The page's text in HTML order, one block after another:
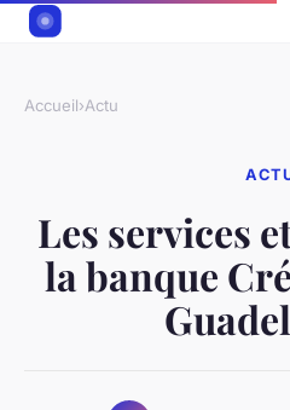
Accueil›Actu
Les services
la banque